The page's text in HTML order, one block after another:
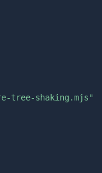
tree-shaking.mjs"